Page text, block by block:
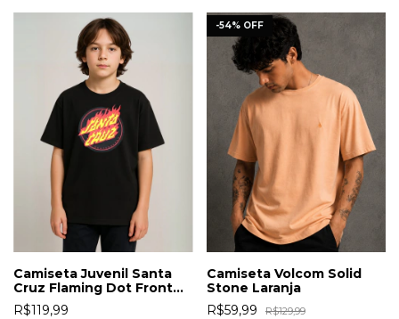
Camiseta Juvenil Santa
Cruz Flaming Dot Front
Preta
R$119,99
-54% OFF
Camiseta Volcom Solid
Stone Laranja
R$59,99
R$129,99